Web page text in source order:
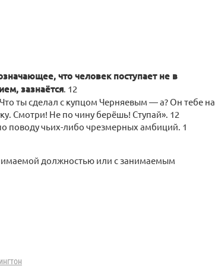
что человек поступает не в
зазнаётся. 12
ты сделал с купцом Черняевым — а? Он тебе на
Смотри! Не по чину берёшь! Ступай». 12
поводу чьих-либо чрезмерных амбиций. 1
должностью или с занимаемым